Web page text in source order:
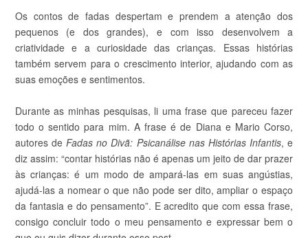
Os contos de fadas despertam e prendem a atenção dos
pequenos (e dos grandes), e com isso desenvolvem a
criatividade e a curiosidade das crianças. Essas histórias
também servem para o crescimento interior, ajudando com as
suas emoções e sentimentos.
Durante as minhas pesquisas, li uma frase que pareceu fazer
todo o sentido para mim. A frase é de Diana e Mario Corso,
autores deFadas no Divã: Psicanálise nas Histórias Infantis, e
diz assim: “contar histórias não é apenas um jeito de dar prazer
às crianças: é um modo de ampará-las em suas angústias,
ajudá-las a nomear o que não pode ser dito, ampliar o espaço
da fantasia e do pensamento”. E acredito que com essa frase,
consigo concluir todo o meu pensamento e expressar bem o